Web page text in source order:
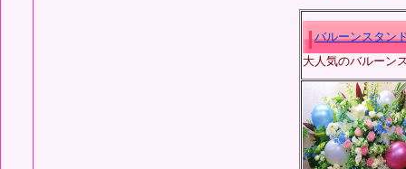
バルーンスタン
大人気のバルーン